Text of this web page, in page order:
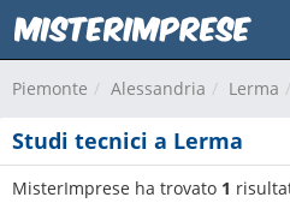
Piemonte Alessandria Lerma
Studi tecnici a Lerma
MisterImprese ha trovato 1